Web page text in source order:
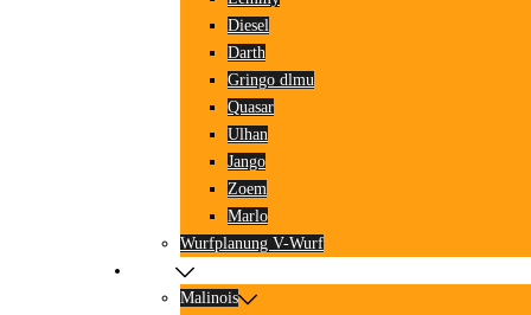
Diesel
Darth
Gringo dlmu
Quasar
Ulhan
Jango
Zoem
Marlo
Wurfplanung V-Wurf
Malinois